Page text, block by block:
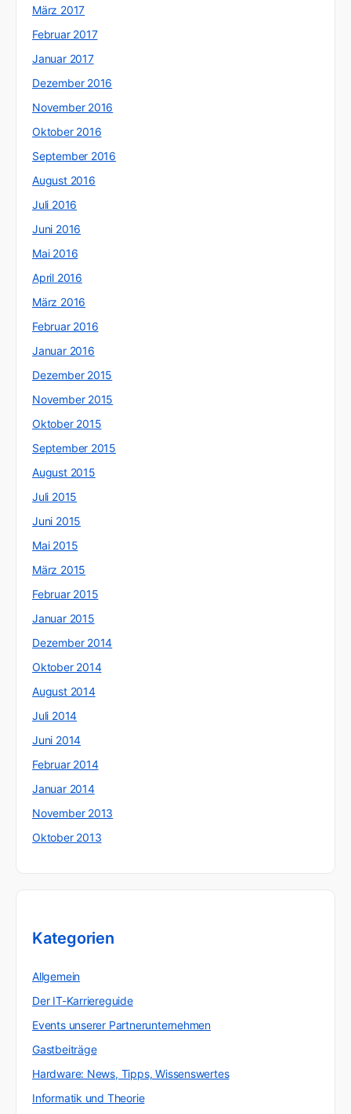
März 2017
Februar 2017
Januar 2017
Dezember 2016
November 2016
Oktober 2016
September 2016
August 2016
Juli 2016
Juni 2016
Mai 2016
April 2016
März 2016
Februar 2016
Januar 2016
Dezember 2015
November 2015
Oktober 2015
September 2015
August 2015
Juli 2015
Juni 2015
Mai 2015
März 2015
Februar 2015
Januar 2015
Dezember 2014
Oktober 2014
August 2014
Juli 2014
Juni 2014
Februar 2014
Januar 2014
November 2013
Oktober 2013
Kategorien
Allgemein
Der IT-Karriereguide
Events unserer Partnerunternehmen
Gastbeiträge
Hardware: News, Tipps, Wissenswertes
Informatik und Theorie